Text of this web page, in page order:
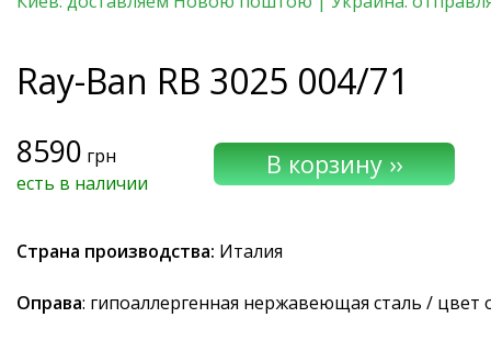
Ray-Ban RB 3025 004/71
8590 грн
есть в наличии
Страна производства: Италия
Оправа: гипоаллергенная нержавеющая сталь / цвет